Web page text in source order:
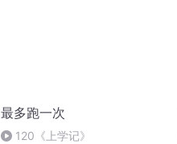
最多跑一次
120《上学记》